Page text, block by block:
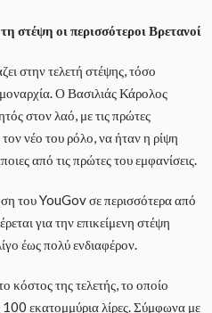
στέψη οι περισσότεροι Βρετανοί
στην τελετή στέψης, τόσο
Ο Βασιλιάς Κάρολος
στον λαό, με τις πρώτες
νέο του ρόλο, να ήταν η ρίψη
από τις πρώτες του εμφανίσεις.
του YouGov σε περισσότερα από
για την επικείμενη στέψη
έως πολύ ενδιαφέρον.
κόστος της τελετής, το οποίο
100 εκατομμύρια λίρες. Σύμφωνα με